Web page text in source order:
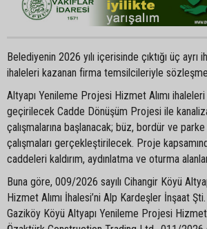
Belediyenin 2026 yılı içerisinde çıktığı üç ayrı
ihaleleri kazanan firma temsilcileriyle
Altyapı Yenileme Projesi Hizmet Alımı
geçirilecek Cadde Dönüşüm Projesi ile
çalışmalarına başlanacak; büz, bordür ve
çalışmaları gerçekleştirilecek. Proje
caddeleri kaldırım, aydınlatma ve oturma
Buna göre, 009/2026 sayılı Cihangir Köyü
Hizmet Alımı İhalesi’ni Alp Kardeşler İnşaat
Gaziköy Köyü Altyapı Yenileme Projesi Hizmet